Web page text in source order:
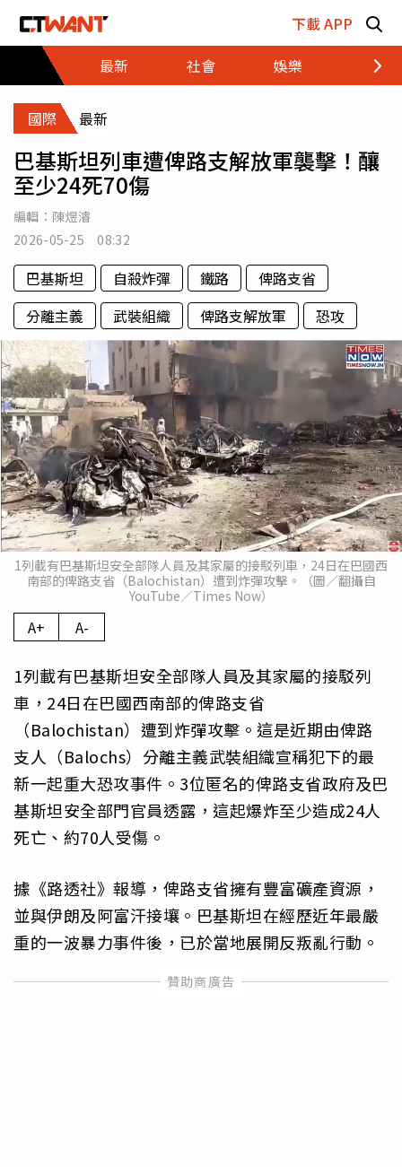
下載 APP
最新
社會 娛樂 財經
國際 最新
巴基斯坦列車遭俾路支解放軍襲擊！釀
至少24死70傷
編輯： 陳煜濬
2026-05-25 08:32
巴基斯坦 自殺炸彈 鐵路
俾路支省
分離主義
武裝組織 俾路支解放軍 恐攻
1列載有巴基斯坦安全部隊人員及其家屬的接駁列車，24日在巴國西
南部的俾路支省（Balochistan）遭到炸彈攻擊。（圖／翻攝自
YouTube／Times Now）
A+ A-
1列載有巴基斯坦安全部隊人員及其家屬的接駁列
車，24日在巴國西南部的俾路支省
（Balochistan）遭到炸彈攻擊。這是近期由俾路
支人（Balochs）分離主義武裝組織宣稱犯下的最
新一起重大恐攻事件。3位匿名的俾路支省政府及巴
基斯坦安全部門官員透露，這起爆炸至少造成24人
死亡、約70人受傷。
據《路透社》報導，俾路支省擁有豐富礦產資源，
並與伊朗及阿富汗接壤。巴基斯坦在經歷近年最嚴
重的一波暴力事件後，已於當地展開反叛亂行動。